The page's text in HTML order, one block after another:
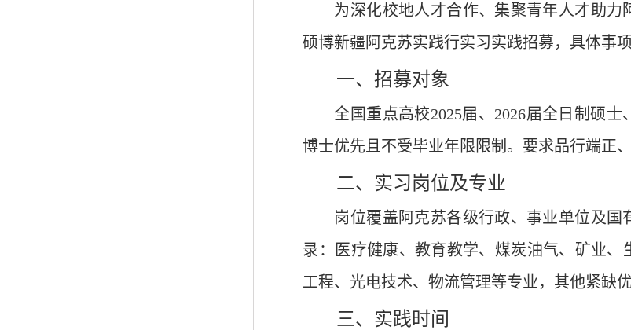
为深化校地人才合作、集聚青年人才助
硕博新疆阿克苏实践行实习实践招募，具体事项
一、招募对象
全国重点高校2025届、 2026届全日制硕士
博士优先且不受毕业年限限制 。 要求品行端正
二、实习岗位及专业
岗位覆盖阿克苏各级行政、事业单位及
录：医疗健康、教育教学、煤炭油气、矿业
工程、光电技术、物流管理等专业，其他紧缺
三、实践时间